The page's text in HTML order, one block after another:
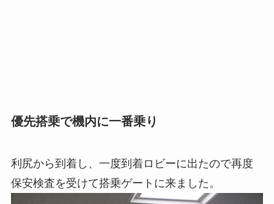
優先搭乗で機内に一番乗り
利尻から到着し、一度到着ロビーに出たので再度
保安検査を受けて搭乗ゲートに来ました。